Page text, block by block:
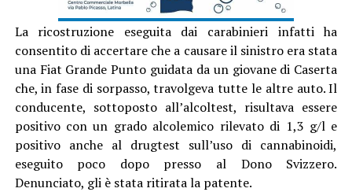
La ricostruzione eseguita dai carabinieri infatti ha
consentito di accertare che a causare il sinistro era stata
una Fiat Grande Punto guidata da un giovane di Caserta
che, in fase di sorpasso, travolgeva tutte le altre auto. Il
conducente, sottoposto all’alcoltest, risultava essere
positivo con un grado alcolemico rilevato di 1,3 g/l e
positivo anche al drugtest sull’uso di cannabinoidi,
eseguito poco dopo presso al Dono Svizzero.
Denunciato, gli è stata ritirata la patente.